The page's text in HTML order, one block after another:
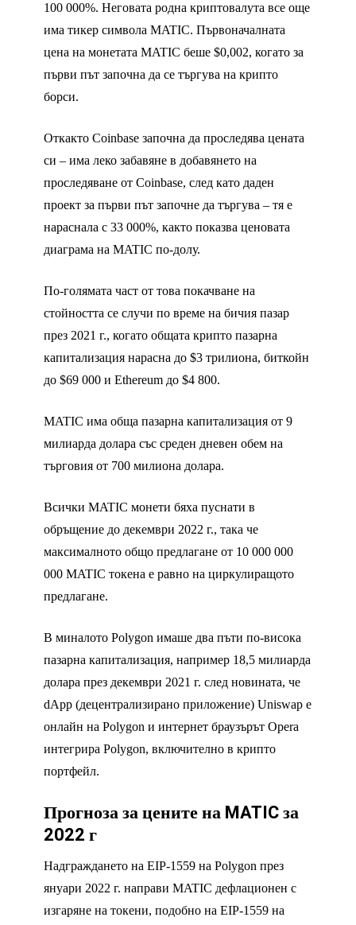
100 000%. Неговата родна криптовалута все още
има тикер символа MATIC. Първоначалната
цена на монетата MATIC беше $0,002, когато за
първи път започна да се търгува на крипто
борси.
Откакто Coinbase започна да проследява цената
си – има леко забавяне в добавянето на
проследяване от Coinbase, след като даден
проект за първи път започне да търгува – тя е
нараснала с 33 000%, както показва ценовата
диаграма на MATIC по-долу.
По-голямата част от това покачване на
стойността се случи по време на бичия пазар
през 2021 г., когато общата крипто пазарна
капитализация нарасна до $3 трилиона, биткойн
до $69 000 и Ethereum до $4 800.
MATIC има обща пазарна капитализация от 9
милиарда долара със среден дневен обем на
търговия от 700 милиона долара.
Всички MATIC монети бяха пуснати в
обръщение до декември 2022 г., така че
максималното общо предлагане от 10 000 000
000 MATIC токена е равно на циркулиращото
предлагане.
В миналото Polygon имаше два пъти по-висока
пазарна капитализация, например 18,5 милиарда
долара през декември 2021 г. след новината, че
dApp (децентрализирано приложение) Uniswap е
онлайн на Polygon и интернет браузърът Opera
интегрира Polygon, включително в крипто
портфейл.
Прогноза за цените на MATIC за
2022 г
Надграждането на EIP-1559 на Polygon през
януари 2022 г. направи MATIC дефлационен с
изгаряне на токени, подобно на EIP-1559 на